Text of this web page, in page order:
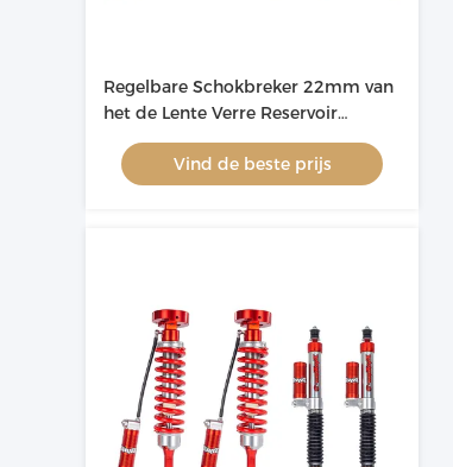
Regelbare Schokbreker 22mm van
het de Lente Verre Reservoir
Staafoem ODM
Vind de beste prijs